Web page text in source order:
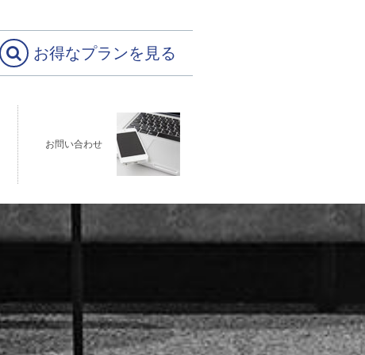
お得なプランを見る
お問い合わせ